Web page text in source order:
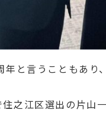
と言うこともあり
之江区選出の片山